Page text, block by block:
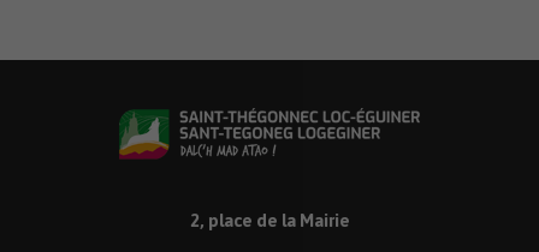
2, place de la Mairie